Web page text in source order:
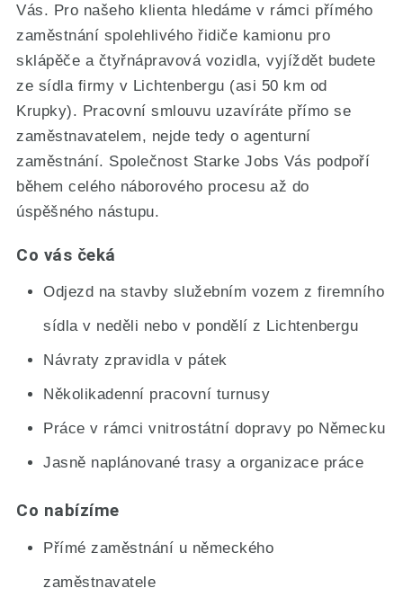
Vás. Pro našeho klienta hledáme v rámci přímého
zaměstnání spolehlivého řidiče kamionu pro
sklápěče a čtyřnápravová vozidla, vyjíždět budete
ze sídla firmy v Lichtenbergu (asi 50 km od
Krupky). Pracovní smlouvu uzavíráte přímo se
zaměstnavatelem, nejde tedy o agenturní
zaměstnání. Společnost Starke Jobs Vás podpoří
během celého náborového procesu až do
úspěšného nástupu.
Co vás čeká
Odjezd na stavby služebním vozem z firemního
sídla v neděli nebo v pondělí z Lichtenbergu
Návraty zpravidla v pátek
Několikadenní pracovní turnusy
Práce v rámci vnitrostátní dopravy po Německu
Jasně naplánované trasy a organizace práce
Co nabízíme
Přímé zaměstnání u německého
zaměstnavatele